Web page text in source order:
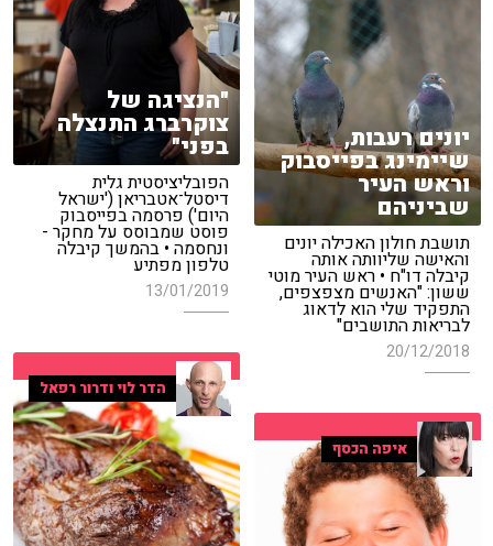
"הנציגה של
צוקרברג התנצלה
בפני"
הפובליציסטית גלית
דיסטל־אטבריאן ('ישראל
היום') פרסמה בפייסבוק
פוסט שמבוסס על מחקר -
ונחסמה • בהמשך קיבלה
טלפון מפתיע
13/01/2019
יונים רעבות,
שיימינג בפייסבוק
וראש העיר
שביניהם
תושבת חולון האכילה יונים
והאישה שליוותה אותה
קיבלה דו"ח • ראש העיר מוטי
ששון: "האנשים מצפצפים,
התפקיד שלי הוא לדאוג
לבריאות התושבים"
20/12/2018
הדר לוי ודרור רפאל
איפה הכסף